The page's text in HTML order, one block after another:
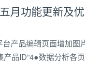
月功能更新及优
产品编辑页面增加
产品ID”4●数据分析各